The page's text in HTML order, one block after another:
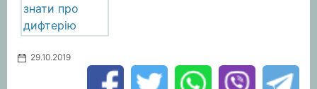
29.10.2019